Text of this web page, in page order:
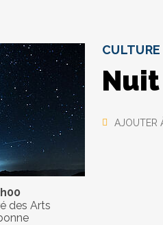
des Arts
CULTURE
AJOUTER